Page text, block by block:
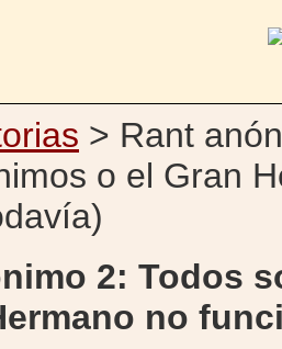
> Rant
o el Gran
2: Todos
no